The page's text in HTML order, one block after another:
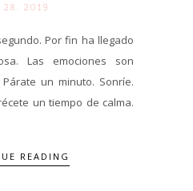
28. 2019
Por fin ha llegado
Las emociones son
un minuto. Sonríe.
un tiempo de calma.
READING